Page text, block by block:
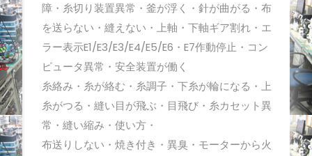
障・糸切り装置異常・釜が浮く・針が曲がる・布
を送らない・縫えない・上軸・下軸ギア割れ・エ
ラー表示E1/E3/E3/E4/E5/E6・E7作動停止・コン
ピュータ異常・安全装置が働く
糸絡み・糸が絡む・糸調子・下糸が輪になる・上
糸がつる・縫い目が飛ぶ・目飛び・糸カセット異
常・縫い縮み・使い方・
布送りしない・焼き付き・異臭・モーターから火